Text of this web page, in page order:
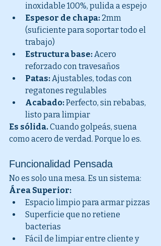
inoxidable 100%, pulida a espejo
Espesor de chapa: 2mm
(suficiente para soportar todo el
trabajo)
Estructura base: Acero
reforzado con travesaños
Patas: Ajustables, todas con
regatones regulables
Acabado: Perfecto, sin rebabas,
listo para limpiar
Es sólida. Cuando golpeás, suena
como acero de verdad. Porque lo es.
Funcionalidad Pensada
No es solo una mesa. Es un sistema:
Área Superior:
Espacio limpio para armar pizzas
Superficie que no retiene
bacterias
Fácil de limpiar entre cliente y